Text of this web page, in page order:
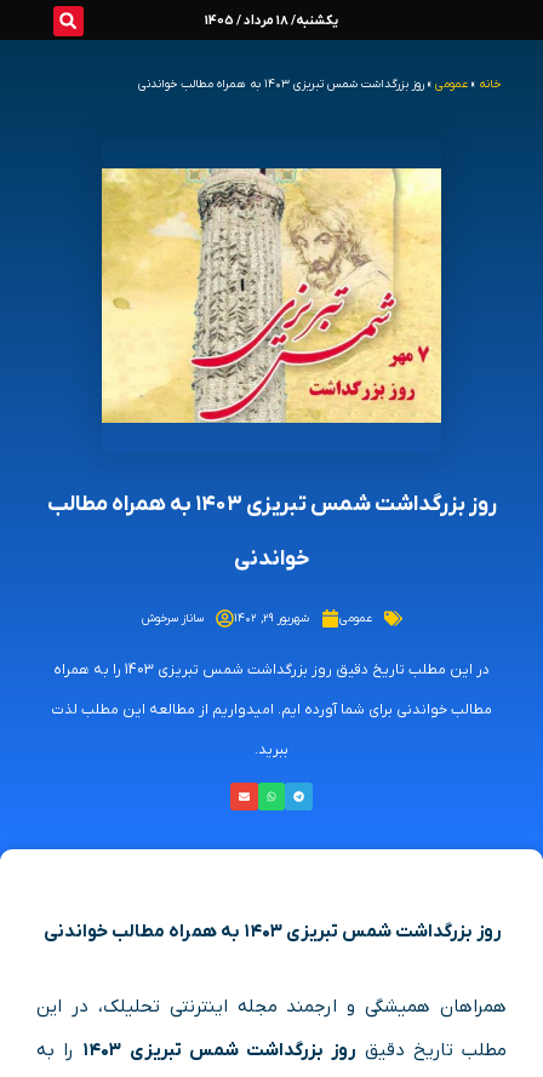
یکشنبه/ 18 مرداد / 1405
خانه » عمومی » روز بزرگداشت شمس تبریزی ۱۴۰۳ به همراه مطالب خواندنی
روز بزرگداشت شمس تبریزی ۱۴۰۳ به همراه مطالب
خواندنی
عمومی شهریور ۲۹, ۱۴۰۲ ساناز سرخوش
در این مطلب تاریخ دقیق روز بزرگداشت شمس تبریزی 1403 را به همراه
مطالب خواندنی برای شما آورده ایم. امیدواریم از مطالعه این مطلب لذت
ببرید.
روز بزرگداشت شمس تبریزی ۱۴۰۳ به همراه مطالب خواندنی
همراهان همیشگی و ارجمند مجله اینترنتی تحلیلک، در این
مطلب تاریخ دقیق روز بزرگداشت شمس تبریزی ۱۴۰۳
را به